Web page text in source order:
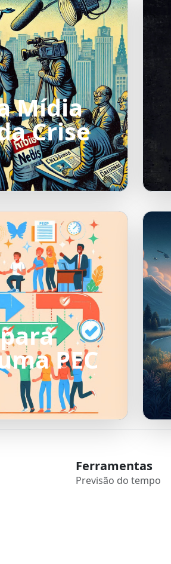
Mídia
Crise
PEC
Ferramentas
Previsão do tempo